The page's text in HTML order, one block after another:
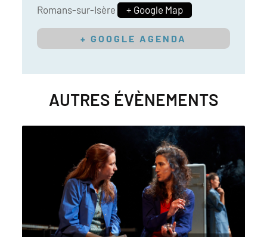
Romans-sur-Isère
+ Google Map
+ GOOGLE AGENDA
AUTRES ÉVÈNEMENTS